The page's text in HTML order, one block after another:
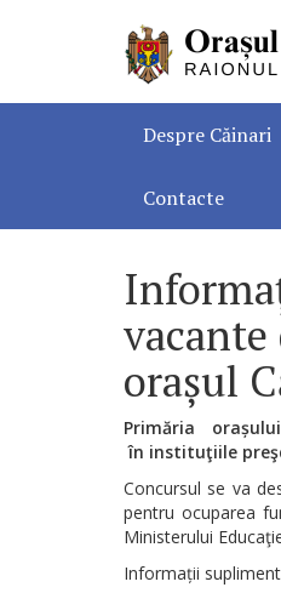
Despre Căinari
Contacte
orașul
Primăria
în instituţiile
Concursul se va
pentru ocuparea
Ministerului
Informații